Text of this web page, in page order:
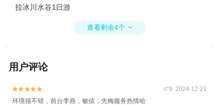
拉冰川水谷1日游
查看剩余4个 
用户评论

 s*9 2024-12-21
环境很不错，前台李燕，敏侦，先梅服务热情哈